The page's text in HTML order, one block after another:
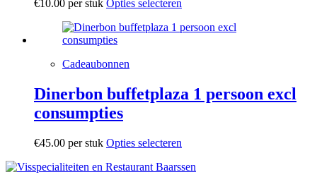
€10.00 per stuk Opties selecteren
Cadeaubonnen
Dinerbon buffetplaza 1 persoon excl
consumpties
€45.00 per stuk Opties selecteren